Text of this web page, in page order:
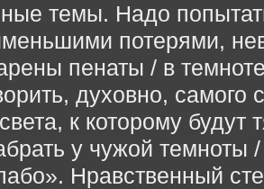
темы. Надо
потерями,
пенаты / в
духовно, самого
к которому будут
у чужой темноты /
Нравственный